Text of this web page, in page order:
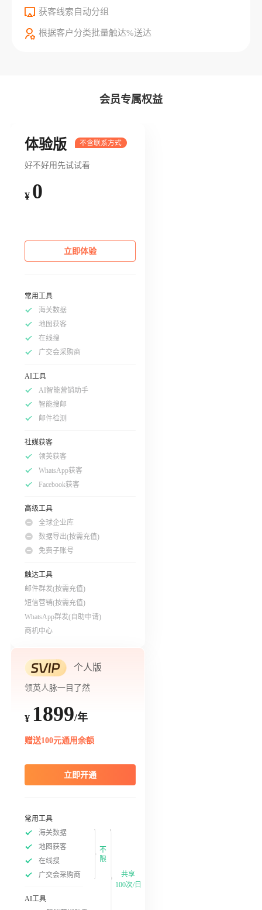
获客线索自动分组
根据客户分类批量触达%送达
会员专属权益
体验版
好不好用先试试看
¥ 0
立即体验
常用工具
海关数据
地图获客
在线搜
广交会采购商
AI工具
AI智能营销助手
智能搜邮
邮件检测
社媒获客
领英获客
WhatsApp获客
Facebook获客
高级工具
全球企业库
数据导出(按需充值)
免费子账号
触达工具
邮件群发(按需充值)
短信营销(按需充值)
WhatsApp群发(自助申请)
商机中心
个人版
领英人脉一目了然
¥ 1899/年
赠送100元通用余额
立即开通
常用工具
海关数据
地图获客
在线搜
广交会采购商
不
限
AI工具
共享
100次/日